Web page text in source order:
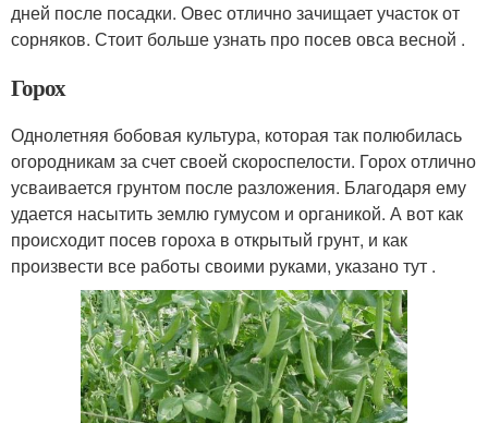
дней после посадки. Овес отлично зачищает участок от
сорняков. Стоит больше узнать про посев овса весной .
Горох
Однолетняя бобовая культура, которая так полюбилась
огородникам за счет своей скороспелости. Горох отлично
усваивается грунтом после разложения. Благодаря ему
удается насытить землю гумусом и органикой. А вот как
происходит посев гороха в открытый грунт, и как
произвести все работы своими руками, указано тут .